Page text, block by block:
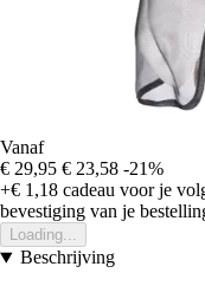
Vanaf
€ 29,95 € 23,58 -21%
+€ 1,18 cadeau voor je
bevestiging van je
Loading...
Beschrijving